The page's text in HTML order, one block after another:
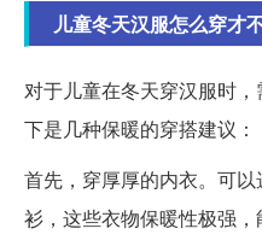
儿童冬天汉服怎么穿才
对于儿童在冬天穿汉服时
下是几种保暖的穿搭建议：
首先，穿厚厚的内衣。可
衫，这些衣物保暖性极强，